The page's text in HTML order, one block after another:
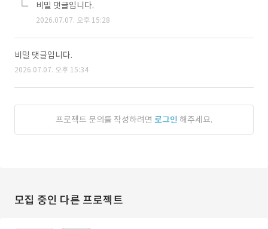
비밀 댓글입니다.
2026.07.07. 오후 15:28
비밀 댓글입니다.
2026.07.07. 오후 15:34
프로젝트 문의를 작성하려면 로그인 해주세요.
모집 중인 다른 프로젝트